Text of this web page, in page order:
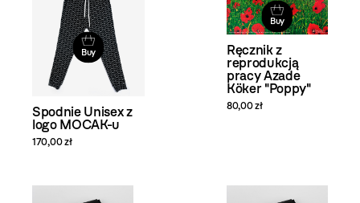
Buy
Spodnie Unisex z
logo MOCAK-u
170,00 zł
Buy
Ręcznik z
reprodukcją
pracy Azade
Köker "Poppy"
80,00 zł